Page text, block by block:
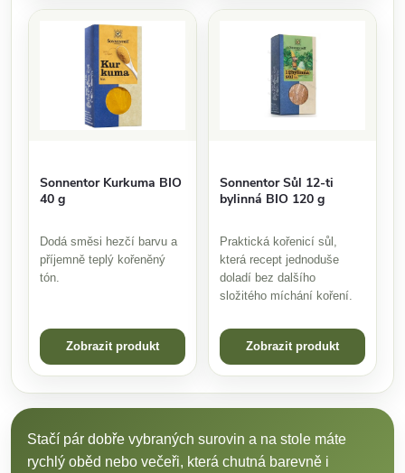
Sonnentor Kurkuma BIO
40 g
Dodá směsi hezčí barvu a
příjemně teplý kořeněný
tón.
Zobrazit produkt
Sonnentor Sůl 12-ti
bylinná BIO 120 g
Praktická kořenicí sůl,
která recept jednoduše
doladí bez dalšího
složitého míchání koření.
Zobrazit produkt
Stačí pár dobře vybraných surovin a na stole máte
rychlý oběd nebo večeři, která chutná barevně i